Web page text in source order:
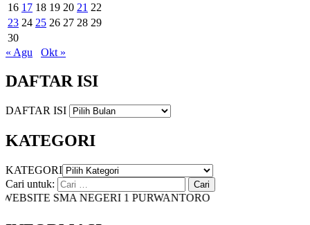
16 17 18 19 20 21 22
23 24 25 26 27 28 29
30
« Agu
Okt »
DAFTAR ISI
DAFTAR ISI
KATEGORI
KATEGORI
Cari untuk:
SMA NEGERI 1 PURWANTORO